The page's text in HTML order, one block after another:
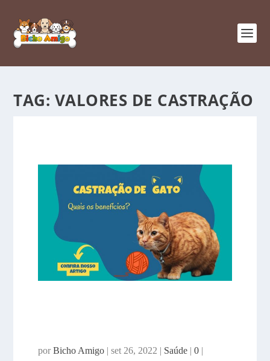
TAG: VALORES DE CASTRAÇÃO
porBicho Amigo| set 26, 2022 | Saúde| 0 |